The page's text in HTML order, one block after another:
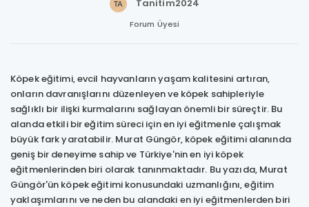
Tanitim2024
Forum Üyesi
Köpek eğitimi, evcil hayvanların yaşam kalitesini artıran,
onların davranışlarını düzenleyen ve köpek sahipleriyle
sağlıklı bir ilişki kurmalarını sağlayan önemli bir süreçtir. Bu
alanda etkili bir eğitim süreci için en iyi eğitmenle çalışmak
büyük fark yaratabilir. Murat Güngör, köpek eğitimi alanında
geniş bir deneyime sahip ve Türkiye'nin en iyi köpek
eğitmenlerinden biri olarak tanınmaktadır. Bu yazıda, Murat
Güngör'ün köpek eğitimi konusundaki uzmanlığını, eğitim
yaklaşımlarını ve neden bu alandaki en iyi eğitmenlerden biri